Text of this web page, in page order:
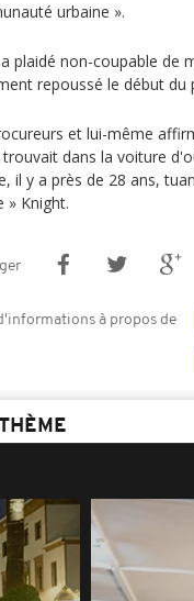
urbaine ».
plaidé non-coupable de
repoussé le début du
et lui-même
trouvait dans la voiture
il y a près de 28 ans,
» Knight.
à propos de